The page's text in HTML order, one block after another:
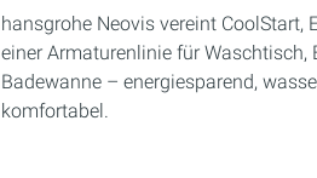
hansgrohe Neovis vereint CoolStart,
einer Armaturenlinie für Waschtisch,
Badewanne – energiesparend,
komfortabel.